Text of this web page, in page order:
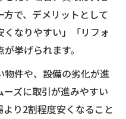
で、デメリットとして
なりやすい」「リフォ
挙げられます。
物件や、設備の劣化が進
ズに取引が進みやすい
り2割程度安くなること